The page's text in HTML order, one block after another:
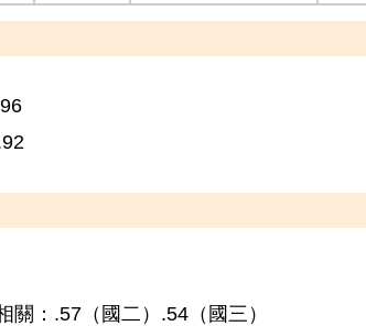
：.57（國二）.54（國三）